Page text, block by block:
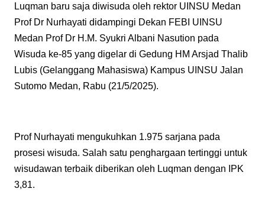
Luqman baru saja diwisuda oleh rektor UINSU Medan
Prof Dr Nurhayati didampingi Dekan FEBI UINSU
Medan Prof Dr H.M. Syukri Albani Nasution pada
Wisuda ke-85 yang digelar di Gedung HM Arsjad Thalib
Lubis (Gelanggang Mahasiswa) Kampus UINSU Jalan
Sutomo Medan, Rabu (21/5/2025).
Prof Nurhayati mengukuhkan 1.975 sarjana pada
prosesi wisuda. Salah satu penghargaan tertinggi untuk
wisudawan terbaik diberikan oleh Luqman dengan IPK
3,81.